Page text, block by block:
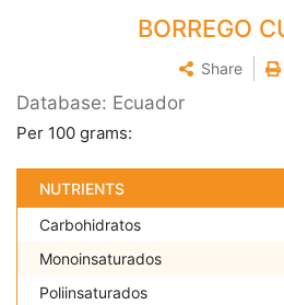
BORREGO
Share
Database: Ecuador
Per 100 grams:
NUTRIENTS
Carbohidratos
Monoinsaturados
Poliinsaturados